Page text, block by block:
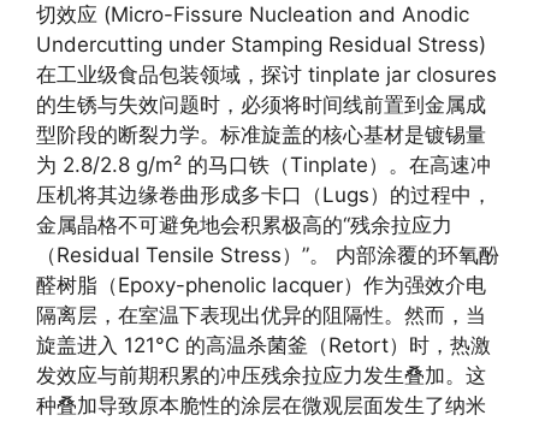
切效应 (Micro-Fissure Nucleation and Anodic
Undercutting under Stamping Residual Stress)
在工业级食品包装领域，探讨 tinplate jar closures
的生锈与失效问题时，必须将时间线前置到金属成
型阶段的断裂力学。标准旋盖的核心基材是镀锡量
为 2.8/2.8 g/m² 的马口铁（Tinplate）。在高速冲
压机将其边缘卷曲形成多卡口（Lugs）的过程中，
金属晶格不可避免地会积累极高的“残余拉应力
（Residual Tensile Stress）”。 内部涂覆的环氧酚
醛树脂（Epoxy-phenolic lacquer）作为强效介电
隔离层，在室温下表现出优异的阻隔性。然而，当
旋盖进入 121°C 的高温杀菌釜（Retort）时，热激
发效应与前期积累的冲压残余拉应力发生叠加。这
种叠加导致原本脆性的涂层在微观层面发生了纳米